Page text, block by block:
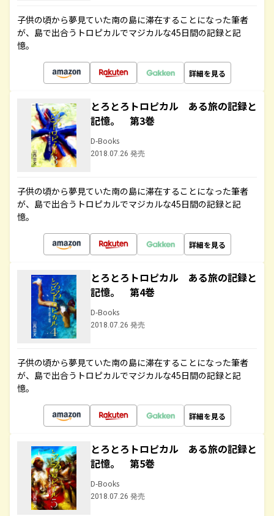
子供の頃から夢見ていた南の島に滞在することになった筆者
が、島で出合うトロピカルでマジカルな45日間の記録と記
憶。
詳細を見る
とろとろトロピカル ある旅の記録と
記憶。 第3巻
D-Books
2018.07.26 発売
子供の頃から夢見ていた南の島に滞在することになった筆者
が、島で出合うトロピカルでマジカルな45日間の記録と記
憶。
詳細を見る
とろとろトロピカル ある旅の記録と
記憶。 第4巻
D-Books
2018.07.26 発売
子供の頃から夢見ていた南の島に滞在することになった筆者
が、島で出合うトロピカルでマジカルな45日間の記録と記
憶。
詳細を見る
とろとろトロピカル ある旅の記録と
記憶。 第5巻
D-Books
2018.07.26 発売